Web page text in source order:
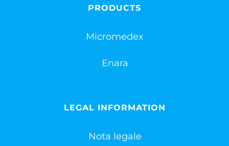
PRODUCTS
Micromedex
Enara
LEGAL INFORMATION
Nota legale